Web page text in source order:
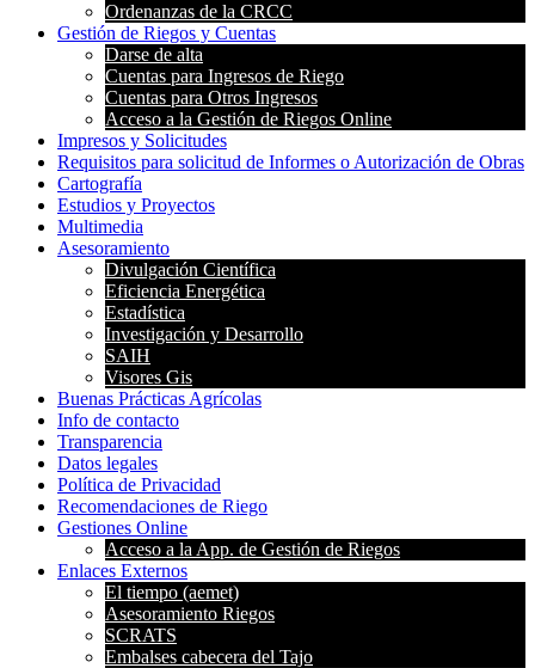
Ordenanzas de la CRCC
Gestión de Riegos y Cuentas
Darse de alta
Cuentas para Ingresos de Riego
Cuentas para Otros Ingresos
Acceso a la Gestión de Riegos Online
Impresos y Solicitudes
Requisitos para solicitud de Informes o Autorización de Obras
Cartografía
Estudios y Proyectos
Multimedia
Asesoramiento
Divulgación Científica
Eficiencia Energética
Estadística
Investigación y Desarrollo
SAIH
Visores Gis
Buenas Prácticas Agrícolas
Info de contacto
Transparencia
Datos legales
Política de Privacidad
Recomendaciones de Riego
Gestiones Online
Acceso a la App. de Gestión de Riegos
Enlaces Externos
El tiempo (aemet)
Asesoramiento Riegos
SCRATS
Embalses cabecera del Tajo